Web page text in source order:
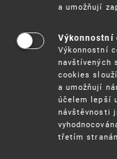
Užitnévzory
Ochranné
a umožňují
Výkonnostní
Výkonnostní
navštívených
cookies
a umožňují
účelem lepší
návštěvnosti
třetím